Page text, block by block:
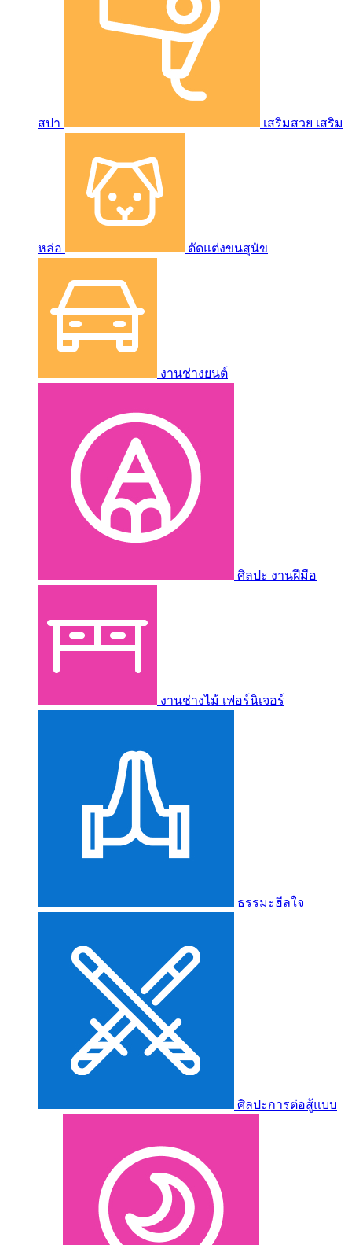
สปา เสริมสวย เสริม
หล่อ ตัดแต่งขนสุนัข
งานช่างยนต์
ศิลปะ งานฝีมือ
งานช่างไม้ เฟอร์นิเจอร์
ธรรมะฮีลใจ
ศิลปะการต่อสู้แบบ